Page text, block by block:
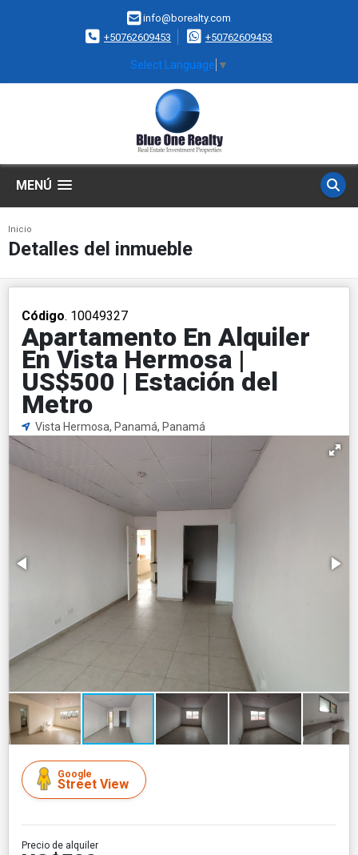
info@borealty.com
+50762609453
+50762609453
Select Language ▼
MENÚ
Inicio
Detalles del inmueble
Código. 10049327
Apartamento En Alquiler
En Vista Hermosa |
US$500 | Estación del
Metro
Vista Hermosa, Panamá, Panamá
Google
Street View
Precio de alquiler